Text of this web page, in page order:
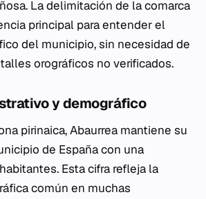
La delimitación de la comarca
principal para entender el
del municipio, sin necesidad de
orográficos no verificados.
y demográfico
pirinaica, Abaurrea mantiene su
de España con una
Esta cifra refleja la
común en muchas